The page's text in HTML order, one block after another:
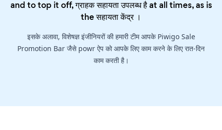
and to top it off, ग्राहक सहायता उपलब्ध है at all times, as is
theसहायता केंद्र।
इसके अलावा, विशेषज्ञ इंजीनियरों की हमारी टीम आपके Piwigo Sale
Promotion Bar जैसे powr ऐप को आपके लिए काम करने के लिए रात-दिन
काम करती है।